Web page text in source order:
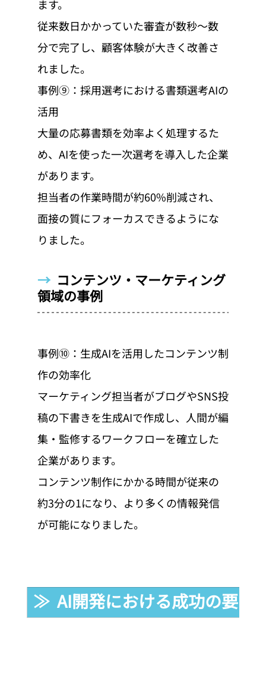
ます。
従来数日かかっていた審査が数秒〜数
分で完了し、顧客体験が大きく改善さ
れました。
事例⑨：採用選考における書類選考AIの
活用
大量の応募書類を効率よく処理するた
め、AIを使った一次選考を導入した企業
があります。
担当者の作業時間が約60%削減され、
面接の質にフォーカスできるようにな
りました。
→ コンテンツ・マーケティング
領域の事例
事例⑩：生成AIを活用したコンテンツ制
作の効率化
マーケティング担当者がブログやSNS投
稿の下書きを生成AIで作成し、人間が編
集・監修するワークフローを確立した
企業があります。
コンテンツ制作にかかる時間が従来の
約3分の1になり、より多くの情報発信
が可能になりました。
≫  AI開発における成功の要因